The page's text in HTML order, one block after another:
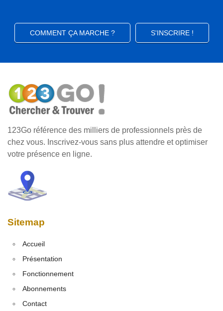
COMMENT ÇA MARCHE ? S'INSCRIRE !
123Go référence des milliers de professionnels près de
chez vous. Inscrivez-vous sans plus attendre et optimiser
votre présence en ligne.
Sitemap
Accueil
Présentation
Fonctionnement
Abonnements
Contact